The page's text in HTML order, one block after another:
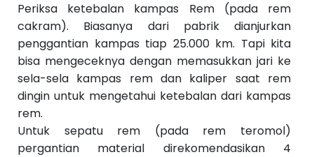
Periksa ketebalan kampas Rem (pada rem
cakram). Biasanya dari pabrik dianjurkan
penggantian kampas tiap 25.000 km. Tapi kita
bisa mengeceknya dengan memasukkan jari ke
sela-sela kampas rem dan kaliper saat rem
dingin untuk mengetahui ketebalan dari kampas
rem.
Untuk sepatu rem (pada rem teromol)
pergantian material direkomendasikan 4